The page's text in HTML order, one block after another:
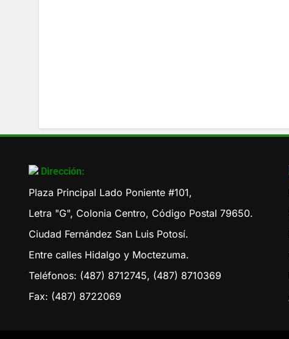
Dirección:
Plaza Principal Lado Poniente #101,
Letra "G", Colonia Centro, Código Postal 79650.
Ciudad Fernández San Luis Potosí.
Entre calles Hidalgo y Moctezuma.
Teléfonos: (487) 8712745, (487) 8710369
Fax: (487) 8722069